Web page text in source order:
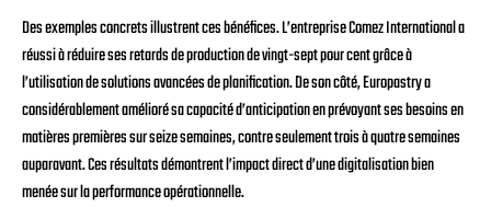
Des exemples concrets illustrent ces bénéfices. L’entreprise Comez International a
réussi à réduire ses retards de production de vingt-sept pour cent grâce à
l’utilisation de solutions avancées de planification. De son côté, Europastry a
considérablement amélioré sa capacité d’anticipation en prévoyant ses besoins en
matières premières sur seize semaines, contre seulement trois à quatre semaines
auparavant. Ces résultats démontrent l’impact direct d’une digitalisation bien
menée sur la performance opérationnelle.